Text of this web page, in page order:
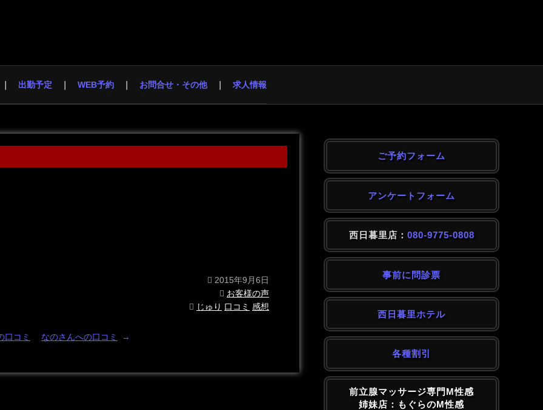
出勤予定 WEB予約 お問合せ・その他 求人情報
2015年9月6日
お客様の声
じゅり 口コミ 感想
口コミ なのさんへの口コミ →
ご予約フォーム
アンケートフォーム
西日暮里店： 080-9775-0808
事前に問診票
西日暮里ホテル
各種割引
前立腺マッサージ専門M性感
姉妹店：もぐらのM性感